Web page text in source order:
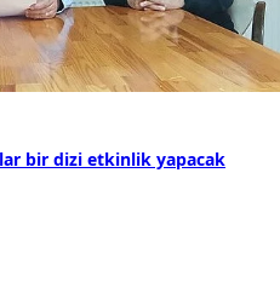
bir dizi etkinlik yapacak